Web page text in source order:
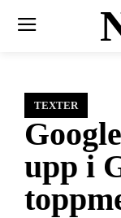
TEXTER
upp i